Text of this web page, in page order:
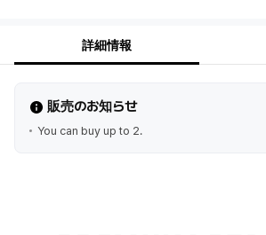
詳細情報
販売のお知らせ
You can buy up to 2.